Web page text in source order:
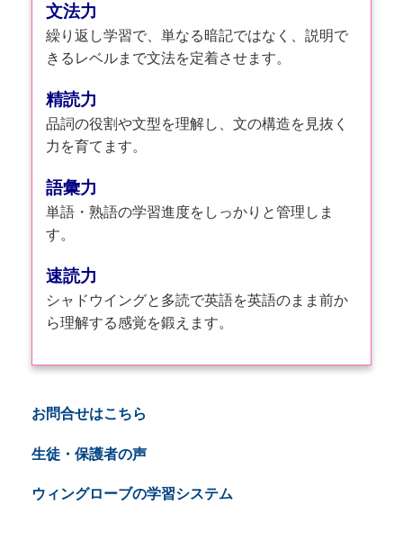
文法力
繰り返し学習で、単なる暗記ではなく、説明で
きるレベルまで文法を定着させます。
精読力
品詞の役割や文型を理解し、文の構造を見抜く
力を育てます。
語彙力
単語・熟語の学習進度をしっかりと管理しま
す。
速読力
シャドウイングと多読で英語を英語のまま前か
ら理解する感覚を鍛えます。
お問合せはこちら
生徒・保護者の声
ウィングローブの学習システム